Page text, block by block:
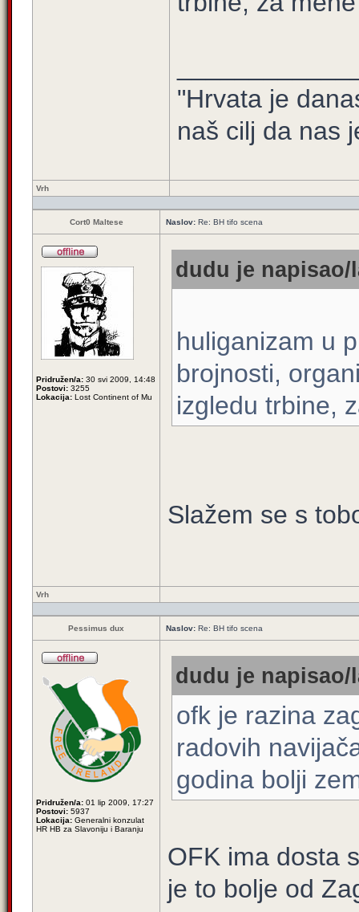
"Hrvata je
naš cilj da nas
Vrh
Cort0 Maltese Naslov: Re: BH tifo scena
Pridružen/a: 30 svi 2009, 14:48
Postovi: 3255
Lokacija: Lost Continent of Mu
dudu je napisao/
huliganizam u
brojnosti,
izgledu trbine,
Slažem se s
Vrh
Pessimus dux Naslov: Re: BH tifo scena
Pridružen/a: 01 lip 2009, 17:27
Postovi: 5937
Lokacija: Generalni konzulat
HR HB za Slavoniju i Baranju
dudu je napisao/
ofk je razina
radovih
godina bolji
OFK ima dosta
je to bolje od